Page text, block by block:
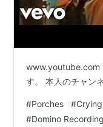
www.youtube.com
す。 本人のチャン
#Porches #
#Domino